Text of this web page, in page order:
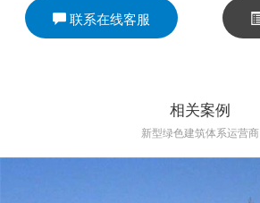
以说是“能过滤
PM2.5的体育
PM2.5也可以
联系在线客服
相关案例
新型绿色建筑体系运营商